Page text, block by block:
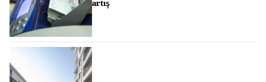
artış